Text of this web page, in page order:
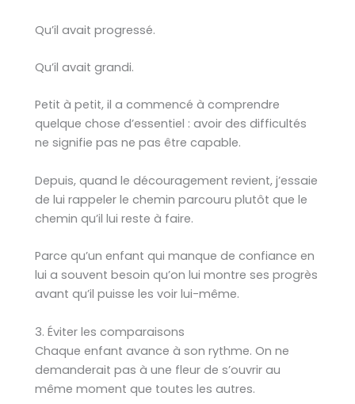
Qu’il avait progressé.
Qu’il avait grandi.
Petit à petit, il a commencé à comprendre
quelque chose d’essentiel : avoir des difficultés
ne signifie pas ne pas être capable.
Depuis, quand le découragement revient, j’essaie
de lui rappeler le chemin parcouru plutôt que le
chemin qu’il lui reste à faire.
Parce qu’un enfant qui manque de confiance en
lui a souvent besoin qu’on lui montre ses progrès
avant qu’il puisse les voir lui-même.
3. Éviter les comparaisons
Chaque enfant avance à son rythme. On ne
demanderait pas à une fleur de s’ouvrir au
même moment que toutes les autres.